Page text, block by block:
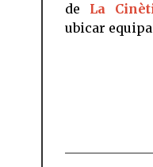
de La
ubicar